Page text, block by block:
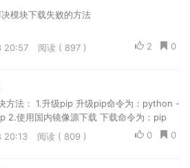
模块下载失败的方法
0
2
20:57 阅读 ( 897 )
方法： 1.升级pip 升级pip命令为：python -
使用国内镜像源下载 下载命令为：pip
0
0
20:13 阅读 ( 809 )